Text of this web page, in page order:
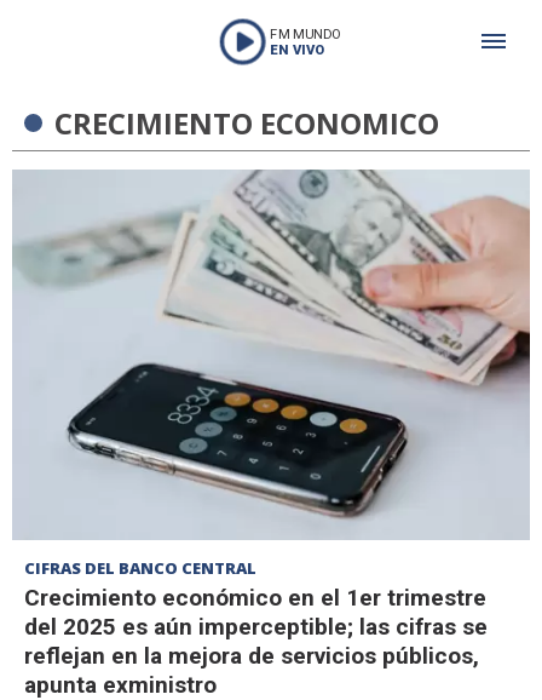
FM MUNDO
EN VIVO
CRECIMIENTO ECONOMICO
CIFRAS DEL BANCO CENTRAL
Crecimiento económico en el 1er trimestre
del 2025 es aún imperceptible; las cifras se
reflejan en la mejora de servicios públicos,
apunta exministro